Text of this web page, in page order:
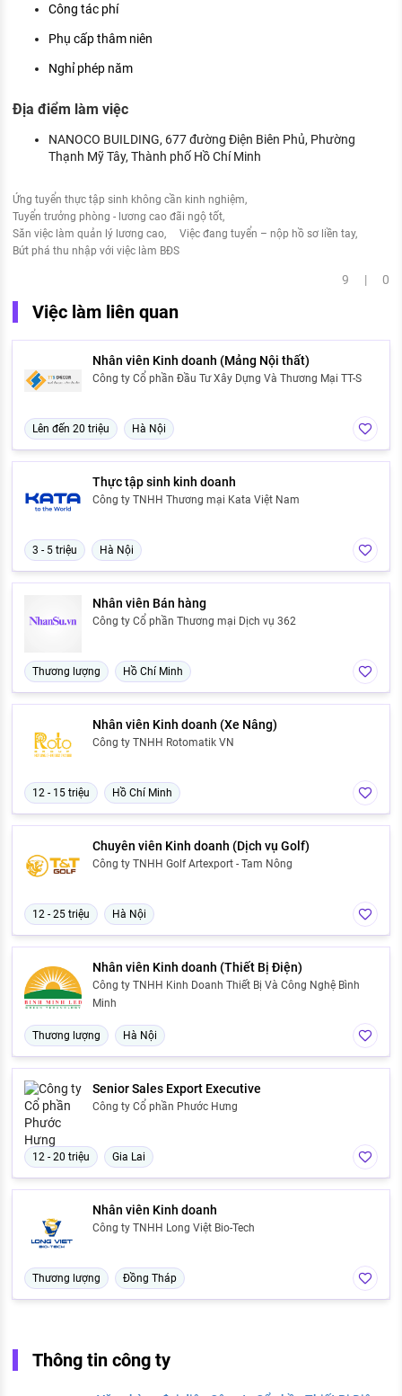
Công tác phí
Phụ cấp thâm niên
Nghỉ phép năm
Địa điểm làm việc
NANOCO BUILDING, 677 đường Điện Biên Phủ, Phường
Thạnh Mỹ Tây, Thành phố Hồ Chí Minh
Ứng tuyển thực tập sinh không cần kinh nghiệm
Tuyển trưởng phòng - lương cao đãi ngộ tốt
Săn việc làm quản lý lương cao
Việc đang tuyển – nộp hồ sơ liền tay
Bứt phá thu nhập với việc làm BĐS
9 | 0
Việc làm liên quan
Nhân viên Kinh doanh (Mảng Nội thất)
Công ty Cổ phần Đầu Tư Xây Dựng Và Thương Mại TT-S
Lên đến 20 triệu Hà Nội
Thực tập sinh kinh doanh
Công ty TNHH Thương mại Kata Việt Nam
3 - 5 triệu Hà Nội
Nhân viên Bán hàng
Công ty Cổ phần Thương mại Dịch vụ 362
Thương lượng Hồ Chí Minh
Nhân viên Kinh doanh (Xe Nâng)
Công ty TNHH Rotomatik VN
12 - 15 triệu Hồ Chí Minh
Chuyên viên Kinh doanh (Dịch vụ Golf)
Công ty TNHH Golf Artexport - Tam Nông
12 - 25 triệu Hà Nội
Nhân viên Kinh doanh (Thiết Bị Điện)
Công ty TNHH Kinh Doanh Thiết Bị Và Công Nghệ Bình
Minh
Thương lượng Hà Nội
Senior Sales Export Executive
Công ty Cổ phần Phước Hưng
12 - 20 triệu Gia Lai
Nhân viên Kinh doanh
Công ty TNHH Long Việt Bio-Tech
Thương lượng Đồng Tháp
Thông tin công ty